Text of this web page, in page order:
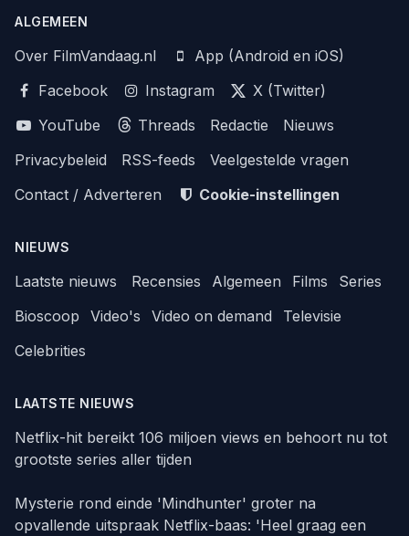
ALGEMEEN
Over FilmVandaag.nl
App (Android en iOS)
Facebook
Instagram
X (Twitter)
YouTube
Threads Redactie
Nieuws
Privacybeleid
RSS-feeds
Veelgestelde vragen
Contact / Adverteren
Cookie-instellingen
NIEUWS
Laatste nieuws Recensies Algemeen Films
Series
Bioscoop
Video's Video on demand
Televisie
Celebrities
LAATSTE NIEUWS
Netflix-hit bereikt 106 miljoen views en behoort nu tot
grootste series aller tijden
Mysterie rond einde 'Mindhunter' groter na
opvallende uitspraak Netflix-baas: 'Heel graag een